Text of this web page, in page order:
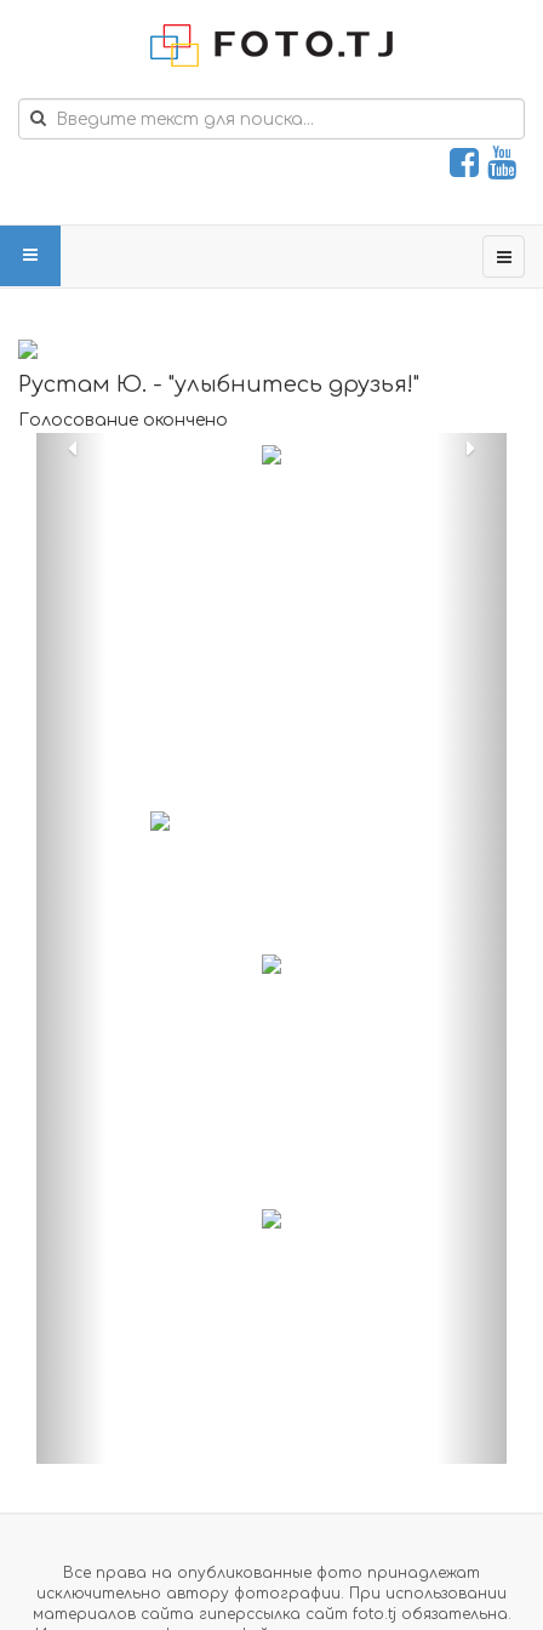
Рустам Ю. - "улыбнитесь друзья!"
Голосование окончено
Все права на опубликованные фото принадлежат
исключительно автору фотографии. При использовании
материалов сайта гиперссылка сайт foto.tj обязательна.